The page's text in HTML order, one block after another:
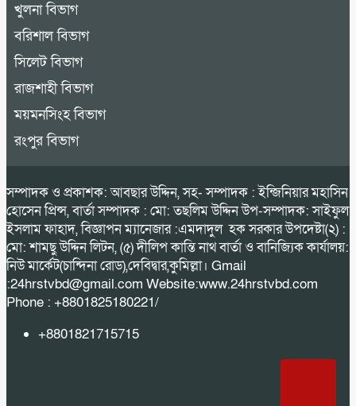
খুলনা বিভাগ
বরিশাল বিভাগ
সিলেট বিভাগ
রাজশাহী বিভাগ
ময়মনসিংহ বিভাগ
রংপুর বিভাগ
সম্পাদক ও প্রকাশক: আবছার উদ্দিন, সহ- সম্পাদক : ইন্জিনিয়ার মহাসিন
হোসেন প্রিন্স, বার্তা সম্পাদক : মো: তছলিম উদ্দিন উপ-সম্পাদক: সাইফুল
ইসলাম ফাহাদ, বিজ্ঞাপন ম্যানেজার :এমদাদুল হক সরকার উপদেষ্টা(২) :
মো: শামছু উদ্দিন লিটন, (৫) দীলিপ কান্তি নাথ বার্তা ও বানিজ্যিক কার্যালয়:
নিউ মার্কেট(চান্দিনা রোড),দেবিদ্বার,কুমিল্লা। Gmail
:24hrstvbd@gmail.com Website:www.24hrstvbd.com
Phone : +8801825180221/
+8801821715715